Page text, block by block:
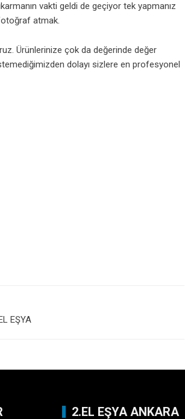
vakti geldi de geçiyor tek yapmanız
atmak.
Ürünlerinize çok da değerinde değer
dolayı sizlere en profesyonel
EŞYA
2.EL EŞYA ANKARA